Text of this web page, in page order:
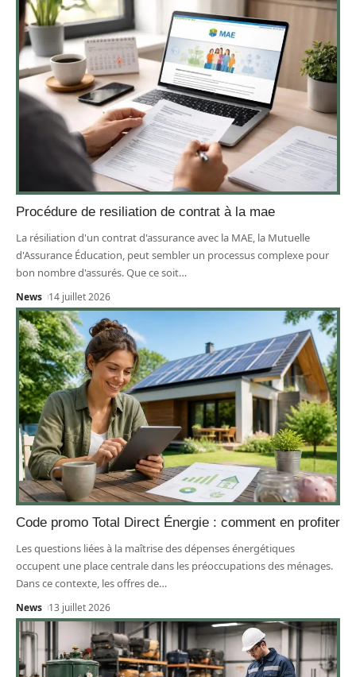
Procédure de resiliation de contrat à la mae
La résiliation d'un contrat d'assurance avec la MAE, la Mutuelle
d'Assurance Éducation, peut sembler un processus complexe pour
bon nombre d'assurés. Que ce soit…
News 14 juillet 2026
Code promo Total Direct Énergie : comment en profiter
Les questions liées à la maîtrise des dépenses énergétiques
occupent une place centrale dans les préoccupations des ménages.
Dans ce contexte, les offres de…
News 13 juillet 2026